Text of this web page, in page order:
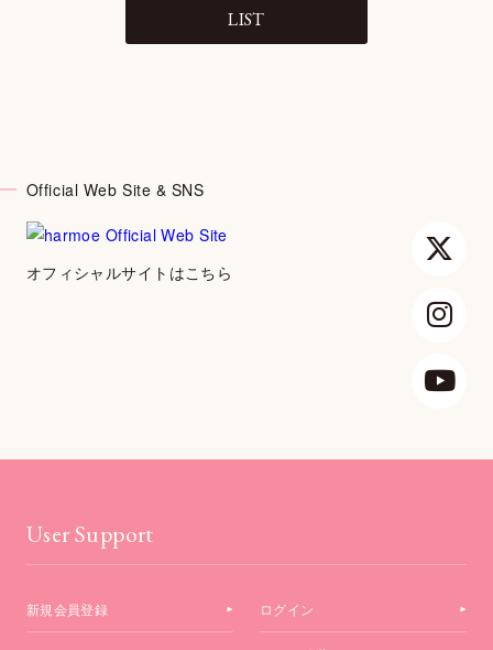
LIST
Official Web Site & SNS
オフィシャルサイトはこちら
User Support
新規会員登録 ログイン